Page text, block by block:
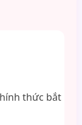
thức bắt